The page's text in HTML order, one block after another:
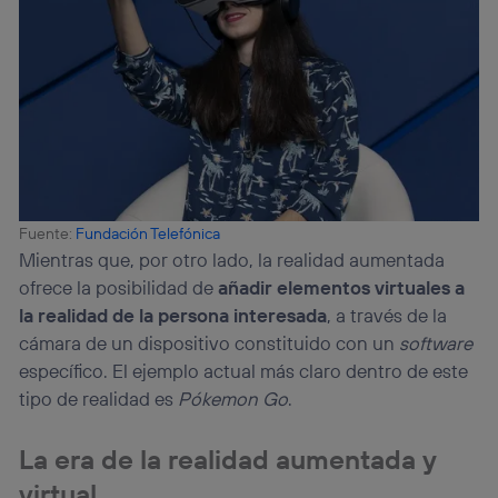
Fuente: Fundación Telefónica
Mientras que, por otro lado, la realidad aumentada
ofrece la posibilidad de añadir elementos virtuales a
la realidad de la persona interesada, a través de la
cámara de un dispositivo constituido con un software
específico. El ejemplo actual más claro dentro de este
tipo de realidad es Pókemon Go.
La era de la realidad aumentada y
telecomunicaciones vinculada a la conexión que utilizas
(p. ej., número de teléfono móvil).
Este identificador se asigna a la conexión de internet, por
lo que cualquier persona que conecte su dispositivo y
consienta el uso de la tecnología recibirá el mismo
identificador. Típicamente:
conexión de banda ancha(p. ej., Wi-Fi),
el marketing o análisis se realizará en función de las
actividades de navegación de los miembros del hogar
que hayan dado su consentimiento.
Si utilizasdatos móviles
personalizado, ya que se basará únicamente en la
navegación del usuario del móvil.
Puedes gestionar los consentimientos Utiq seleccionando
“Administrar Utiq” en la parte inferior de esta página web o
visitando el portal de privacidad de Utiq
(“consenthub”). Para más información, consulta
la política de privacidad de Utiq.